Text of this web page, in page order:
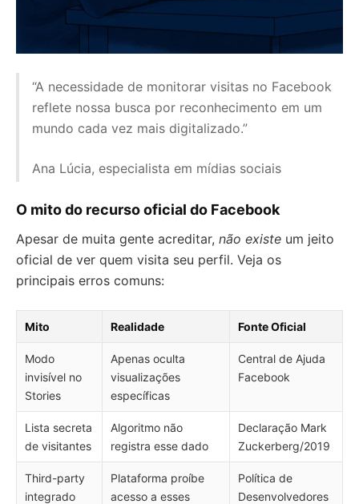
“A necessidade de monitorar visitas no Facebook
reflete nossa busca por reconhecimento em um
mundo cada vez mais digitalizado.”
Ana Lúcia, especialista em mídias sociais
O mito do recurso oficial do Facebook
Apesar de muita gente acreditar, não existe um jeito
oficial de ver quem visita seu perfil. Veja os
principais erros comuns:
Mito Realidade Fonte Oficial
Modo
invisível no
Stories
Apenas oculta
visualizações
específicas
Central de Ajuda
Facebook
Lista secreta
de visitantes
Algoritmo não
registra esse dado
Declaração Mark
Zuckerberg/2019
Third-party
integrado
Plataforma proíbe
acesso a esses
Política de
Desenvolvedores